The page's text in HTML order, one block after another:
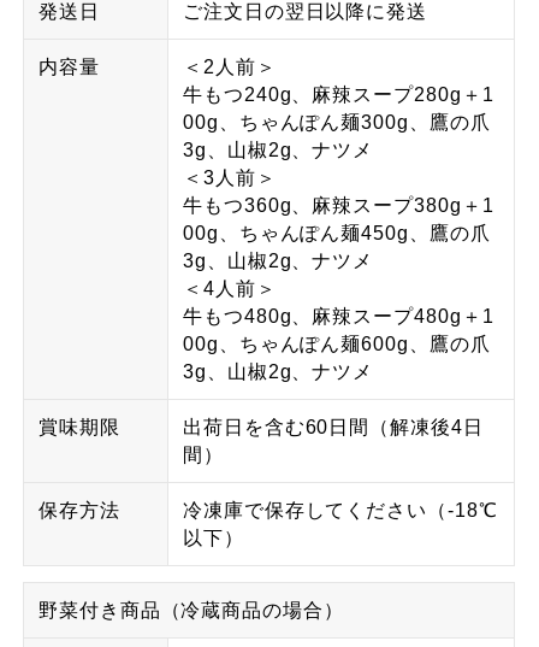
発送日 ご注文日の翌日以降に発送
内容量
＜2人前＞
牛もつ240g、麻辣スープ280g＋1
00g、ちゃんぽん麺300g、鷹の爪
3g、山椒2g、ナツメ
＜3人前＞
牛もつ360g、麻辣スープ380g＋1
00g、ちゃんぽん麺450g、鷹の爪
3g、山椒2g、ナツメ
＜4人前＞
牛もつ480g、麻辣スープ480g＋1
00g、ちゃんぽん麺600g、鷹の爪
3g、山椒2g、ナツメ
賞味期限
出荷日を含む60日間（解凍後4日
間）
保存方法
冷凍庫で保存してください（-18℃
以下）
野菜付き商品（冷蔵商品の場合）